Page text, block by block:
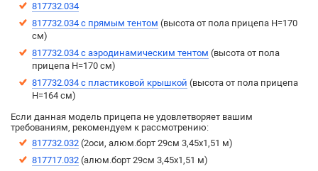
817732.034
817732.034 с прямым тентом (выcота от пола прицепа H=170
см)
817732.034 с аэродинамическим тентом (выcота от пола
прицепа H=170 см)
817732.034 с пластиковой крышкой (высота от пола прицепа
H=164 см)
Если данная модель прицепа не удовлетворяет вашим
требованиям, рекомендуем к рассмотрению:
817732.032 (2оси, алюм.борт 29см 3,45х1,51 м)
817717.032 (алюм.борт 29см 3,45х1,51 м)